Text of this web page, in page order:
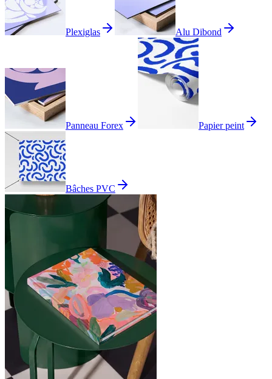
Plexiglas Alu Dibond
Panneau Forex Papier peint
Bâches PVC